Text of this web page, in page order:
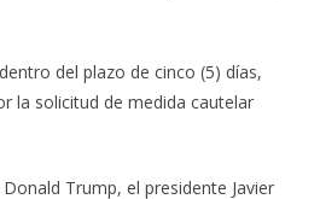
del plazo de cinco (5) días,
la solicitud de medida cautelar
Trump, el presidente Javier